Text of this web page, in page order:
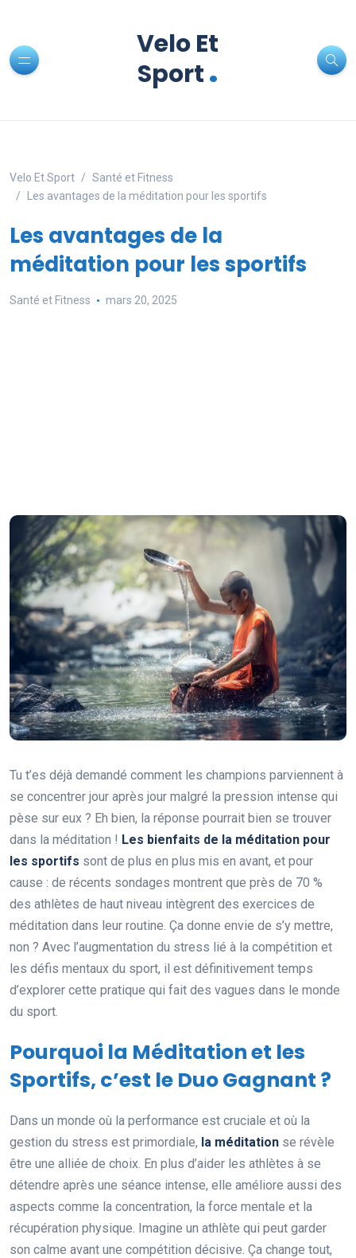
Velo Et
Sport.
Velo Et Sport
Santé et Fitness
Les avantages de la méditation pour les sportifs
Les avantages de la
méditation pour les sportifs
Santé et Fitness mars 20, 2025
Tu t’es déjà demandé comment les champions parviennent à
se concentrer jour après jour malgré la pression intense qui
pèse sur eux ? Eh bien, la réponse pourrait bien se trouver
dans la méditation ! Les bienfaits de la méditation pour
les sportifs sont de plus en plus mis en avant, et pour
cause : de récents sondages montrent que près de 70 %
des athlètes de haut niveau intègrent des exercices de
méditation dans leur routine. Ça donne envie de s’y mettre,
non ? Avec l’augmentation du stress lié à la compétition et
les défis mentaux du sport, il est définitivement temps
d’explorer cette pratique qui fait des vagues dans le monde
du sport.
Pourquoi la Méditation et les
Sportifs, c’est le Duo Gagnant ?
Dans un monde où la performance est cruciale et où la
gestion du stress est primordiale, la méditation se révèle
être une alliée de choix. En plus d’aider les athlètes à se
détendre après une séance intense, elle améliore aussi des
aspects comme la concentration, la force mentale et la
récupération physique. Imagine un athlète qui peut garder
son calme avant une compétition décisive. Ça change tout,